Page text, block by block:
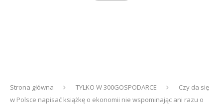
Strona główna TYLKO W 300GOSPODARCE
Czy da się
w Polsce napisać książkę o ekonomii nie wspominając ani razu o